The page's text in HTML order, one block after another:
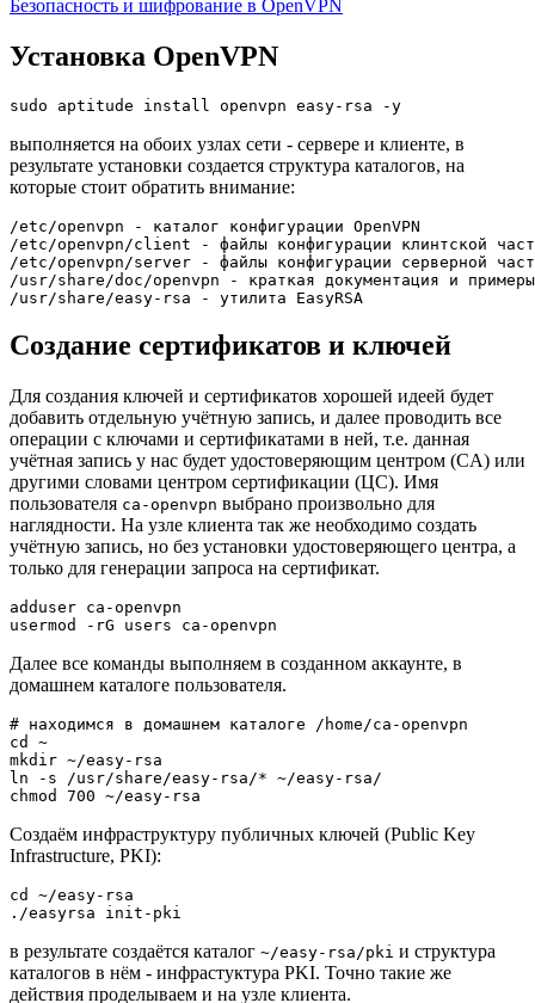
Безопасность и шифрование в OpenVPN
Установка OpenVPN
выполняется на обоих узлах сети - сервере и клиенте, в
результате установки создается структура каталогов, на
которые стоит обратить внимание:
/etc/openvpn - каталог конфигурации OpenVPN
/etc/openvpn/client - файлы конфигурации клинтской
/etc/openvpn/server - файлы конфигурации серверной
/usr/share/doc/openvpn - краткая документация и примеры
Создание сертификатов и ключей
Для создания ключей и сертификатов хорошей идеей будет
добавить отдельную учётную запись, и далее проводить все
операции с ключами и сертификатами в ней, т.е. данная
учётная запись у нас будет удостоверяющим центром (CA) или
другими словами центром сертификации (ЦС). Имя
пользователя ca-openvpn выбрано произвольно для
наглядности. На узле клиента так же необходимо создать
учётную запись, но без установки удостоверяющего центра, а
только для генерации запроса на сертификат.
adduser ca-openvpn
Далее все команды выполняем в созданном аккаунте, в
домашнем каталоге пользователя.
# находимся в домашнем каталоге /home/ca-openvpn
cd ~
mkdir ~/easy-rsa
ln -s /usr/share/easy-rsa/* ~/easy-rsa/
Создаём инфраструктуру публичных ключей (Public Key
Infrastructure, PKI):
cd ~/easy-rsa
в результате создаётся каталог ~/easy-rsa/pki и структура
каталогов в нём - инфрастуктура PKI. Точно такие же
действия проделываем и на узле клиента.